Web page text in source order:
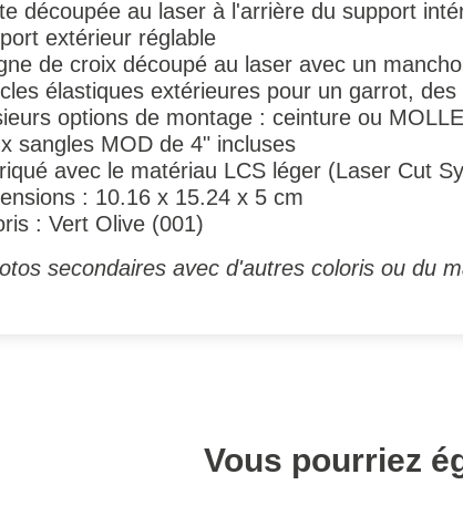
découpée au laser à l'arrière du support
extérieur réglable
de croix découpé au laser avec un
élastiques extérieures pour un garrot,
options de montage : ceinture ou MOLLE
sangles MOD de 4" incluses
avec le matériau LCS léger (Laser Cut
: 10.16 x 15.24 x 5 cm
: Vert Olive (001)
secondaires avec d'autres coloris ou du
Vous pourriez